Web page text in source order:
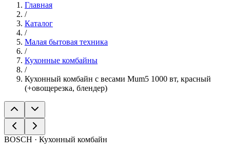
Главная
/
Каталог
/
Малая бытовая техника
/
Кухонные комбайны
/
Кухонный комбайн с весами Mum5 1000 вт, красный
(+овощерезка, блендер)
BOSCH · Кухонный комбайн